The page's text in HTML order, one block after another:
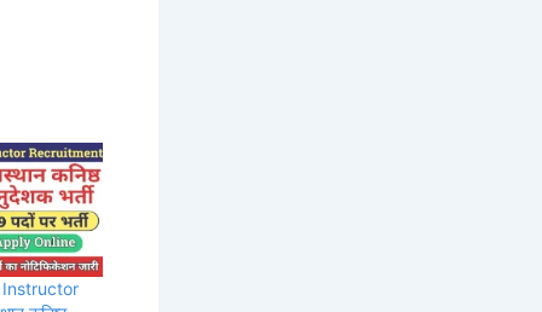
Instructor